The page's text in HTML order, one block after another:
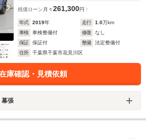
残価ローン 月々261,300円
年式 2019年 走行 1.0万km
車検
車検整備付 修復
なし
保証
保証付 整備
法定整備付
住所
千葉県千葉市花見川区
庫確認・見積依頼
幕張